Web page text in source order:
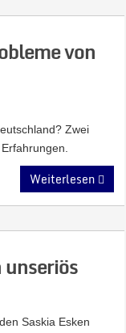
von
Zwei
Weiterlesen
unseriös
Saskia Esken